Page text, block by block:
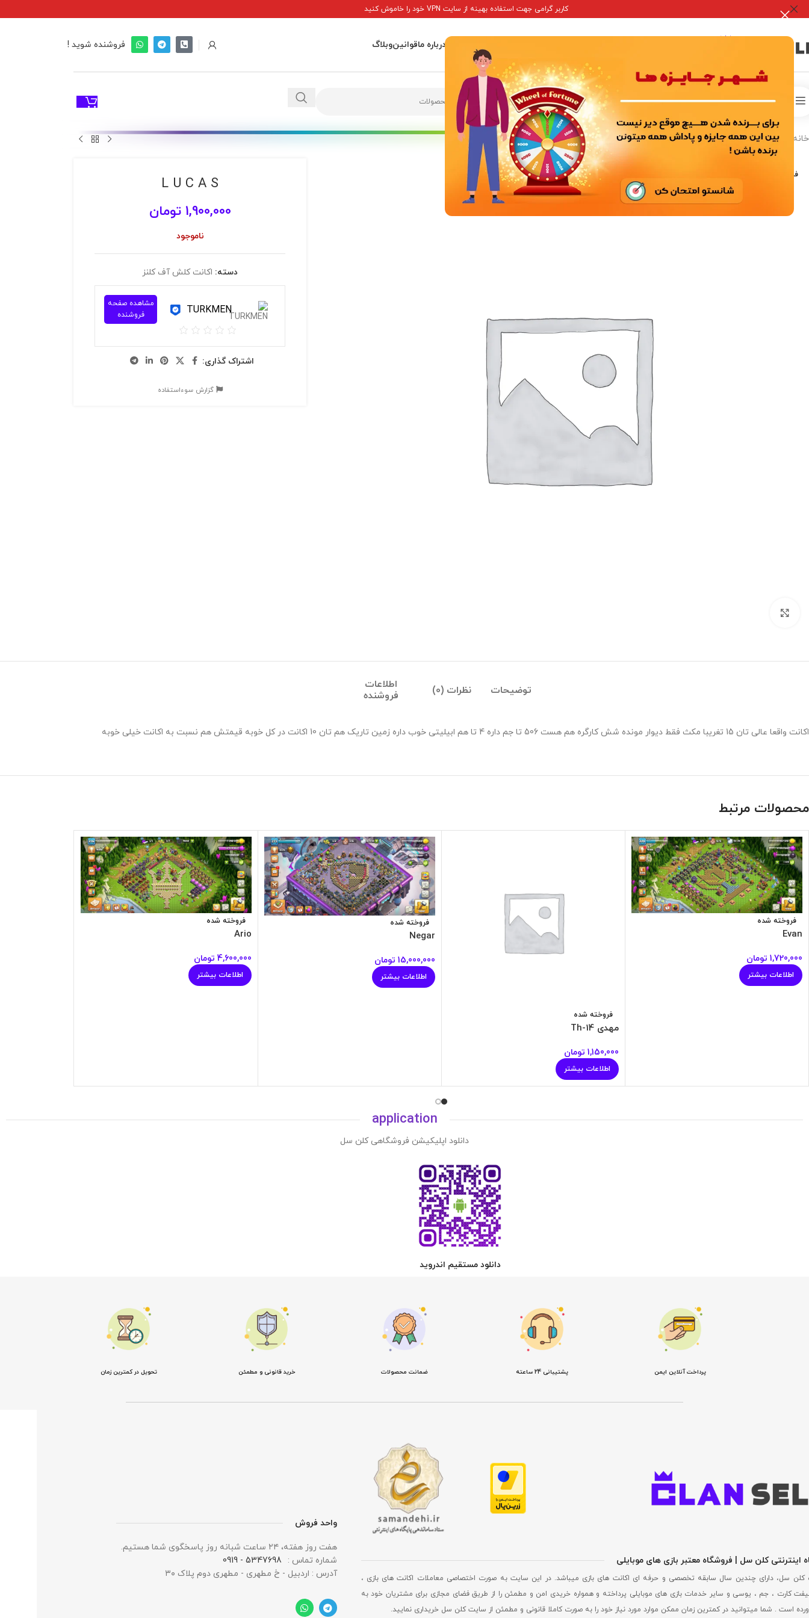
کاربر گرامی جهت استفاده بهینه از سایت VPN خود را خاموش کنید
درباره ماقوانینوبلاگ فروشنده شوید !
خدمات درون برنامه ای اکانت ها بازی
خانه خرید اکانت بازی/اکانت کلش آف کلنز/
L U C A S
فروخته شده
L U C A S
1,900,000 تومان
ناموجود
دسته: اکانت کلش آف کلنز
TURKMEN
مشاهده صفحه
فروشنده
اشتراک گذاری:
گزارش سوءاستفاده
توضیحات نظرات (0)
اطلاعات
فروشنده
اکانت واقعا عالی تان 15 تغریبا مکث فقط دیوار مونده شش کارگره هم هست 506 تا جم داره 4 تا هم ابیلیتی خوب داره زمین تاریک هم تان 10 اکانت در کل خوبه قیمتش هم نسبت به اکانت خیلی خوبه
محصولات مرتبط
فروخته شده
Evan
1,720,000 تومان
اطلاعات بیشتر
فروخته شده
مهدی Th-14
1,150,000 تومان
اطلاعات بیشتر
فروخته شده
Negar
15,000,000 تومان
اطلاعات بیشتر
فروخته شده
Ario
4,600,000 تومان
اطلاعات بیشتر
application
دانلود اپلیکیشن فروشگاهی کلن سل
دانلود مستقیم اندروید
پرداخت آنلاین ایمن پشتیبانی 24 ساعته ضمانت محصولات خرید قانونی و مطمئن تحویل در کمترین زمان
اینترنتی کلن سل | فروشگاه معتبر بازی های موبایلی
کلن سل، دارای چندین سال سابقه تخصصی و حرفه ای اکانت های بازی میباشد. در این سایت به صورت اختصاصی معاملات اکانت های بازی ،
کارت ، جم ، یوسی و سایر خدمات بازی های موبایلی پرداخته و همواره خریدی امن و مطمئن را از طریق فضای مجازی برای مشتریان خود به
است . شما میتوانید در کمترین زمان ممکن موارد مورد نیاز خود را به صورت کاملا قانونی و مطمئن از سایت کلن سل خریداری نمایید.
واحد فروش
هفت روز هفته، ۲۴ ساعت شبانه‌ روز پاسخگوی شما هستیم.
شماره تماس :
5347698 - 0919
آدرس : اردبیل - خ مطهری - مطهری دوم پلاک ۳۰